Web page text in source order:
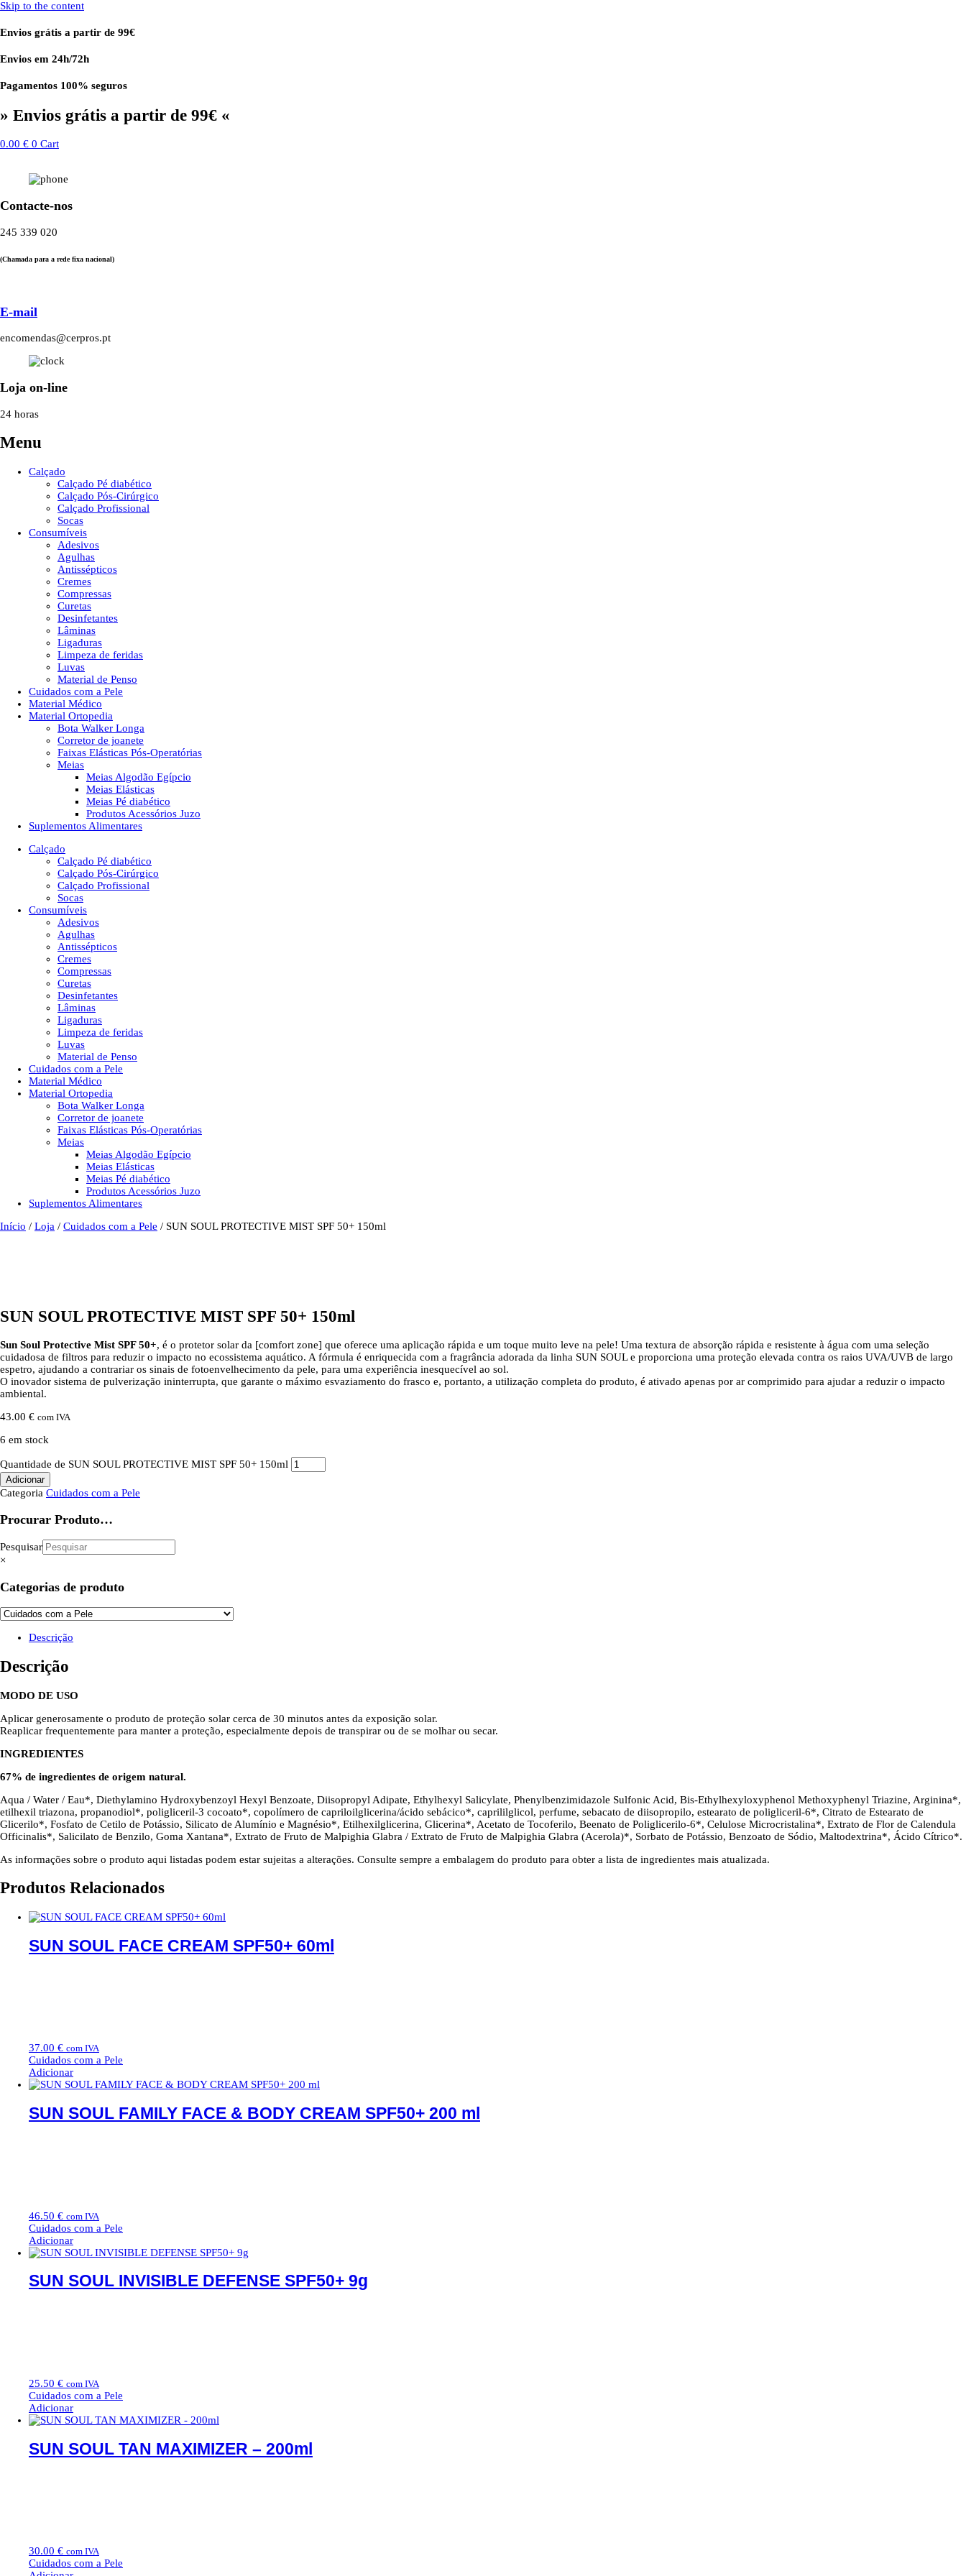
Skip to the content
Envios grátis a partir de 99€
Envios em 24h/72h
Pagamentos 100% seguros
» Envios grátis a partir de 99€ «
0.00 € 0 Cart
Contacte-nos
245 339 020
(Chamada para a rede fixa nacional)
E-mail
encomendas@cerpros.pt
Loja on-line
24 horas
Menu
Calçado
Calçado Pé diabético
Calçado Pós-Cirúrgico
Calçado Profissional
Socas
Consumíveis
Adesivos
Agulhas
Antissépticos
Cremes
Compressas
Curetas
Desinfetantes
Lâminas
Ligaduras
Limpeza de feridas
Luvas
Material de Penso
Cuidados com a Pele
Material Médico
Material Ortopedia
Bota Walker Longa
Corretor de joanete
Faixas Elásticas Pós-Operatórias
Meias
Meias Algodão Egípcio
Meias Elásticas
Meias Pé diabético
Produtos Acessórios Juzo
Suplementos Alimentares
Calçado
Calçado Pé diabético
Calçado Pós-Cirúrgico
Calçado Profissional
Socas
Consumíveis
Adesivos
Agulhas
Antissépticos
Cremes
Compressas
Curetas
Desinfetantes
Lâminas
Ligaduras
Limpeza de feridas
Luvas
Material de Penso
Cuidados com a Pele
Material Médico
Material Ortopedia
Bota Walker Longa
Corretor de joanete
Faixas Elásticas Pós-Operatórias
Meias
Meias Algodão Egípcio
Meias Elásticas
Meias Pé diabético
Produtos Acessórios Juzo
Suplementos Alimentares
Início / Loja / Cuidados com a Pele / SUN SOUL PROTECTIVE MIST SPF 50+ 150ml
SUN SOUL PROTECTIVE MIST SPF 50+ 150ml
Sun Soul Protective Mist SPF 50+, é o protetor solar da [comfort zone] que oferece uma aplicação rápida e um toque muito leve na pele! Uma textura de absorção rápida e resistente à água com uma seleção
cuidadosa de filtros para reduzir o impacto no ecossistema aquático. A fórmula é enriquecida com a fragrância adorada da linha SUN SOUL e proporciona uma proteção elevada contra os raios UVA/UVB de largo
espetro, ajudando a contrariar os sinais de fotoenvelhecimento da pele, para uma experiência inesquecível ao sol.
O inovador sistema de pulverização ininterrupta, que garante o máximo esvaziamento do frasco e, portanto, a utilização completa do produto, é ativado apenas por ar comprimido para ajudar a reduzir o impacto
ambiental.
43.00 € com IVA
6 em stock
Quantidade de SUN SOUL PROTECTIVE MIST SPF 50+ 150ml
Adicionar
Categoria Cuidados com a Pele
Procurar Produto…
Pesquisar
×
Categorias de produto
Descrição
Descrição
MODO DE USO
Aplicar generosamente o produto de proteção solar cerca de 30 minutos antes da exposição solar.
Reaplicar frequentemente para manter a proteção, especialmente depois de transpirar ou de se molhar ou secar.
INGREDIENTES
67% de ingredientes de origem natural.
Aqua / Water / Eau*, Diethylamino Hydroxybenzoyl Hexyl Benzoate, Diisopropyl Adipate, Ethylhexyl Salicylate, Phenylbenzimidazole Sulfonic Acid, Bis-Ethylhexyloxyphenol Methoxyphenyl Triazine, Arginina*,
etilhexil triazona, propanodiol*, poligliceril-3 cocoato*, copolímero de capriloilglicerina/ácido sebácico*, caprililglicol, perfume, sebacato de diisopropilo, estearato de poligliceril-6*, Citrato de Estearato de
Glicerilo*, Fosfato de Cetilo de Potássio, Silicato de Alumínio e Magnésio*, Etilhexilglicerina, Glicerina*, Acetato de Tocoferilo, Beenato de Poliglicerilo-6*, Celulose Microcristalina*, Extrato de Flor de Calendula
Officinalis*, Salicilato de Benzilo, Goma Xantana*, Extrato de Fruto de Malpighia Glabra / Extrato de Fruto de Malpighia Glabra (Acerola)*, Sorbato de Potássio, Benzoato de Sódio, Maltodextrina*, Ácido Cítrico*.
As informações sobre o produto aqui listadas podem estar sujeitas a alterações. Consulte sempre a embalagem do produto para obter a lista de ingredientes mais atualizada.
Produtos Relacionados
SUN SOUL FACE CREAM SPF50+ 60ml
37.00 € com IVA
Cuidados com a Pele
Adicionar
SUN SOUL FAMILY FACE & BODY CREAM SPF50+ 200 ml
46.50 € com IVA
Cuidados com a Pele
Adicionar
SUN SOUL INVISIBLE DEFENSE SPF50+ 9g
25.50 € com IVA
Cuidados com a Pele
Adicionar
SUN SOUL TAN MAXIMIZER – 200ml
30.00 € com IVA
Cuidados com a Pele